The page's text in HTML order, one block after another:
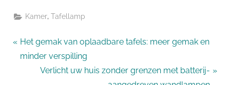
Kamer,Tafellamp
Bericht
navigatie
P
r
Het gemak van oplaadbare tafels: meer gemak en
minder verspilling
N
Verlicht uw huis zonder grenzen met batterij-